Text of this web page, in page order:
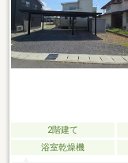
2階建て
浴室乾燥機